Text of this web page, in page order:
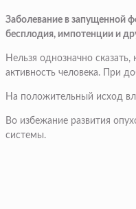
Заболевание в запущенной
бесплодия, импотенции и
Нельзя однозначно
активность человека. При
На положительный исход
Во избежание развития
системы.